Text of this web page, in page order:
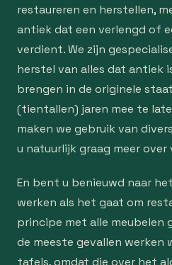
restaureren en herstellen,
antiek dat een verlengd of
verdient. We zijn
herstel van alles dat antiek
brengen in de originele
(tientallen) jaren mee te
maken we gebruik van
u natuurlijk graag meer over
En bent u benieuwd naar
werken als het gaat om
principe met alle meubelen
de meeste gevallen werken
tafels, omdat die over het